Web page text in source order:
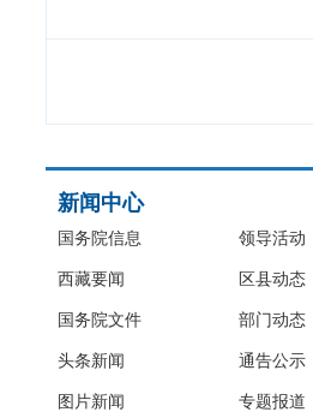
新闻中心
国务院信息
西藏要闻
国务院文件
头条新闻
图片新闻
领导活动
区县动态
部门动态
通告公示
专题报道